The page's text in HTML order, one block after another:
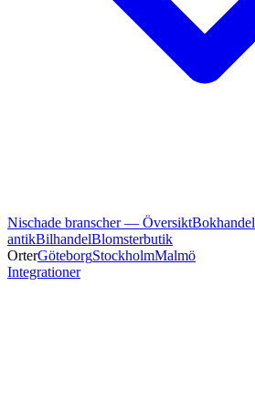
Nischade branscher — ÖversiktBokhandel
antikBilhandelBlomsterbutik
OrterGöteborgStockholmMalmö
Integrationer